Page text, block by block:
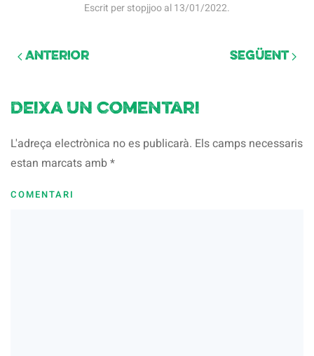
Escrit perstopjjooal13/01/2022.
Anterior Següent
Deixa un comentari
L'adreça electrònica no es publicarà. Els camps necessaris
estan marcats amb*
COMENTARI